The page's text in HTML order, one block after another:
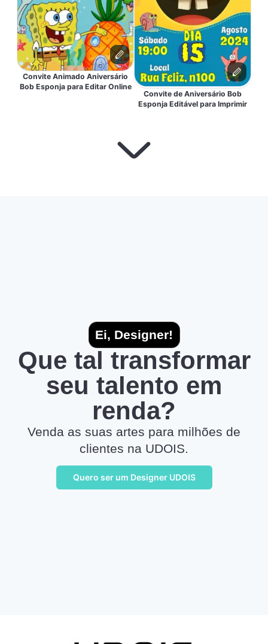
Convite Animado Aniversário
Bob Esponja para Editar Online
Convite de Aniversário Bob
Esponja Editável para Imprimir
Ei, Designer!
Que tal transformar
seu talento em
renda?
Venda as suas artes para milhões de
clientes na UDOIS.
Quero ser um Designer UDOIS